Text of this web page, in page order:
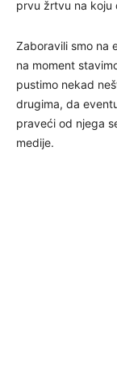
prvu žrtvu na koju
Zaboravili smo na
na moment
pustimo nekad
drugima, da
praveći od njega
medije.